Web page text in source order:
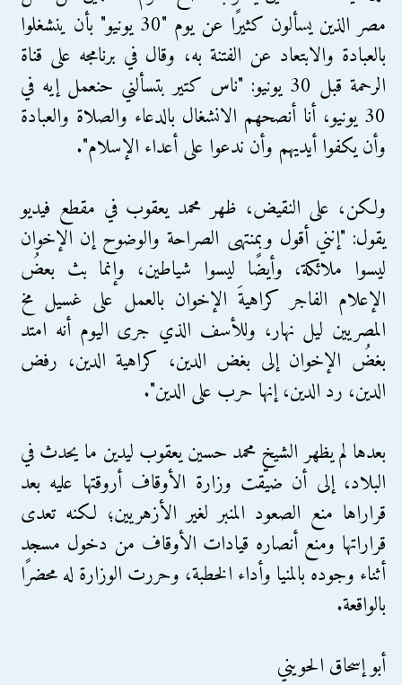
مصر الذين يسألون كثيرًا عن يوم "30 يونيو" بأن ينشغلوا
بالعبادة والابتعاد عن الفتنة به، وقال في برنامجه على قناة
الرحمة قبل 30 يونيو: "ناس كتير بتسألني حنعمل إيه في
30 يونيو، أنا أنصحهم الانشغال بالدعاء والصلاة والعبادة
وأن يكفوا أيديهم وأن ندعوا على أعداء الإسلام".
ولكن، على النقيض، ظهر محمد يعقوب في مقطع فيديو
يقول: "إنني أقول وبمنتهى الصراحة والوضوح إن الإخوان
ليسوا ملائكة، وأيضًا ليسوا شياطين، وإنما بث بعضُ
الإعلام الفاجر كراهيةَ الإخوان بالعمل على غسيل مخ
المصريين ليل نهار، وللأسف الذي جرى اليوم أنه امتد
بغضُ الإخوان إلى بغض الدين، كراهية الدين، رفض
الدين، رد الدين، إنها حرب على الدين".
بعدها لم يظهر الشيخ محمد حسين يعقوب ليدين ما يحدث في
البلاد، إلى أن ضيّقت وزارة اﻷوقاف أروقتها عليه بعد
قراراها منع الصعود المنبر لغير الأزهريين؛ لكنه تعدى
قراراتها ومنع أنصاره قيادات اﻷوقاف من دخول مسجد
أثناء وجوده بالمنيا وأداء الخطبة، وحررت الوزارة له محضرًا
بالواقعة.
أبو إسحاق الحويني